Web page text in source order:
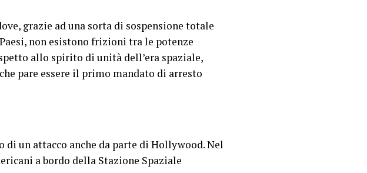
grazie ad una sorta di sospensione totale
non esistono frizioni tra le potenze
allo spirito di unità dell’era spaziale,
pare essere il primo mandato di arresto
un attacco anche da parte di Hollywood. Nel
a bordo della Stazione Spaziale